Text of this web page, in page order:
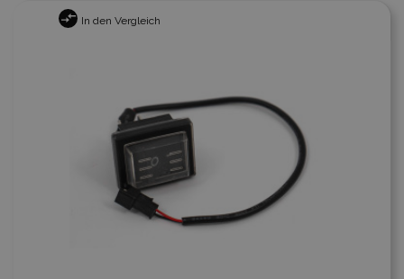
In den Vergleich